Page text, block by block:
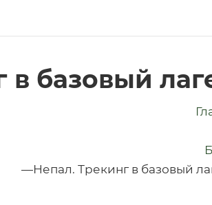
в базовый
—Непал. Трекинг в базовый